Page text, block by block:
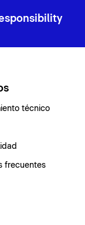
técnico
frecuentes